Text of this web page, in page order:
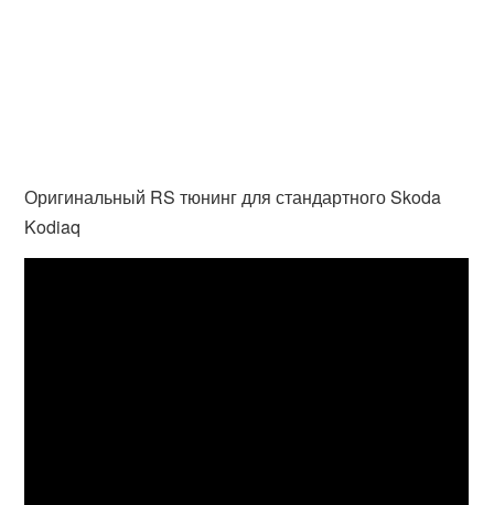
Оригинальный RS тюнинг для стандартного Skoda
Kodiaq